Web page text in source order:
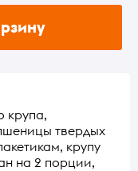
крупа,
твердых
крупу
на 2 порции,